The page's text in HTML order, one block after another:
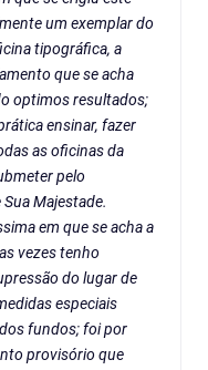
um exemplar do
tipográfica, a
que se acha
optimos resultados;
ensinar, fazer
as oficinas da
pelo
Majestade.
em que se acha a
vezes tenho
do lugar de
especiais
fundos; foi por
provisório que